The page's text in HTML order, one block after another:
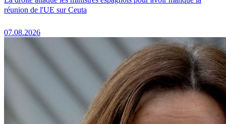
réunion de l'UE sur Ceuta
07.08.2026